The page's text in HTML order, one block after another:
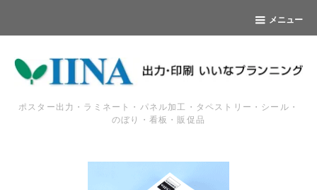
メニュー
ポスター出力・ラミネート・パネル加工・タペストリー・シール・
のぼり・看板・販促品